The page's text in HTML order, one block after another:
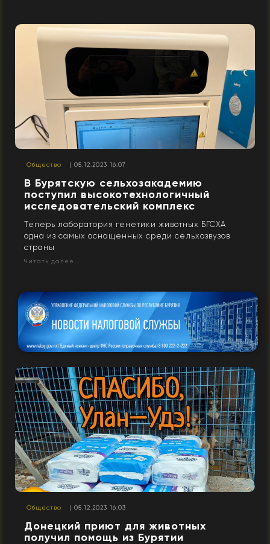
Общество | 05.12.2023 16:07
В Бурятскую сельхозакадемию
поступил высокотехнологичный
исследовательский комплекс
Теперь лаборатория генетики животных БГСХА
одна из самых оснащенных среди сельхозвузов
страны
Читать далее...
Общество | 05.12.2023 16:03
Донецкий приют для животных
получил помощь из Бурятии